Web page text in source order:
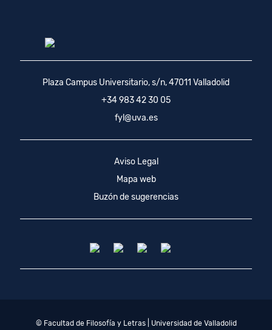
Plaza Campus Universitario, s/n, 47011 Valladolid
+34 983 42 30 05
fyl@uva.es
Aviso Legal
Mapa web
Buzón de sugerencias
© Facultad de Filosofía y Letras | Universidad de Valladolid